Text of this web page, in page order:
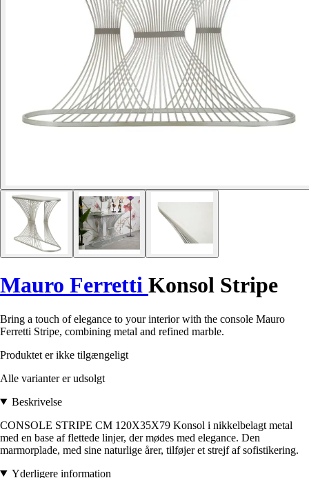
Mauro Ferretti Konsol Stripe
Bring a touch of elegance to your interior with the console Mauro
Ferretti Stripe, combining metal and refined marble.
Produktet er ikke tilgængeligt
Alle varianter er udsolgt
Beskrivelse
CONSOLE STRIPE CM 120X35X79 Konsol i nikkelbelagt metal
med en base af flettede linjer, der mødes med elegance. Den
marmorplade, med sine naturlige årer, tilføjer et strejf af sofistikering.
Yderligere information